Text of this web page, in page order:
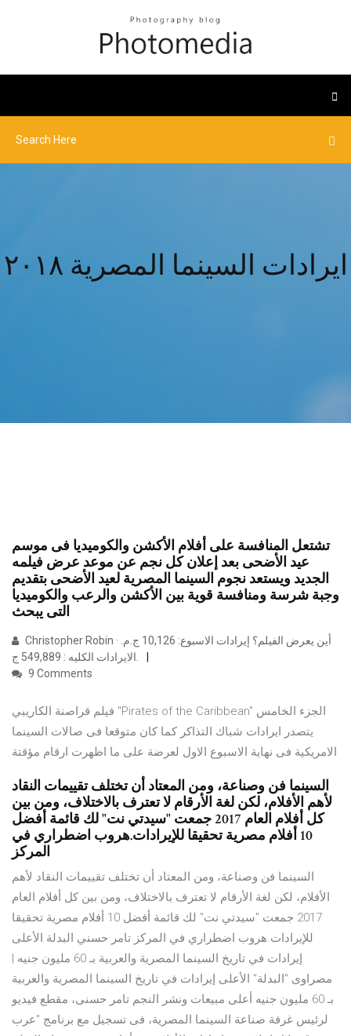
ايرادات السينما المصرية ٢٠١٨
تشتعل المنافسة على أفلام الأكشن والكوميديا فى موسم
عيد الأضحى بعد إعلان كل نجم عن موعد عرض فيلمه
الجديد ويستعد نجوم السينما المصرية لعيد الأضحى بتقديم
وجبة شرسة ومنافسة قوية بين الأكشن والرعب والكوميديا
التى يبحث
Christopher Robin · أين يعرض الفيلم؟ إيرادات الاسبوع: 10,126 ج.م.
الايرادات الكليه : 549,889 ج.
9 Comments
فيلم قراصنة الكاريبي "Pirates of the Caribbean" الجزء الخامس
يتصدر ايرادات شباك التذاكر كما كان متوقعا فى صالات السينما
الامريكية فى نهاية الاسبوع الاول لعرضة على ما اظهرت ارقام مؤقتة
السينما فن وصناعة، ومن المعتاد أن تختلف تقييمات النقاد
لأهم الأفلام، لكن لغة الأرقام لا تعترف بالاختلاف، ومن بين
كل أفلام العام 2017 جمعت "سيدتي نت" لك قائمة أفضل
10 أفلام مصرية تحقيقا للإيرادات.هروب اضطراري في
المركز
السينما فن وصناعة، ومن المعتاد أن تختلف تقييمات النقاد لأهم
الأفلام، لكن لغة الأرقام لا تعترف بالاختلاف، ومن بين كل أفلام العام
2017 جمعت "سيدتي نت" لك قائمة أفضل 10 أفلام مصرية تحقيقا
للإيرادات.هروب اضطراري في المركز تامر حسني البدلة الأعلى
إيرادات في تاريخ السينما المصرية والعربية بـ 60 مليون جنيه |
مصراوى "البدلة" الأعلى إيرادات في تاريخ السينما المصرية والعربية
بـ 60 مليون جنيه أعلى مبيعات ونشر النجم تامر حسنى، مقطع فيديو
لرئيس غرفة صناعة السينما المصرية، فى تسجيل مع برنامج "عرب